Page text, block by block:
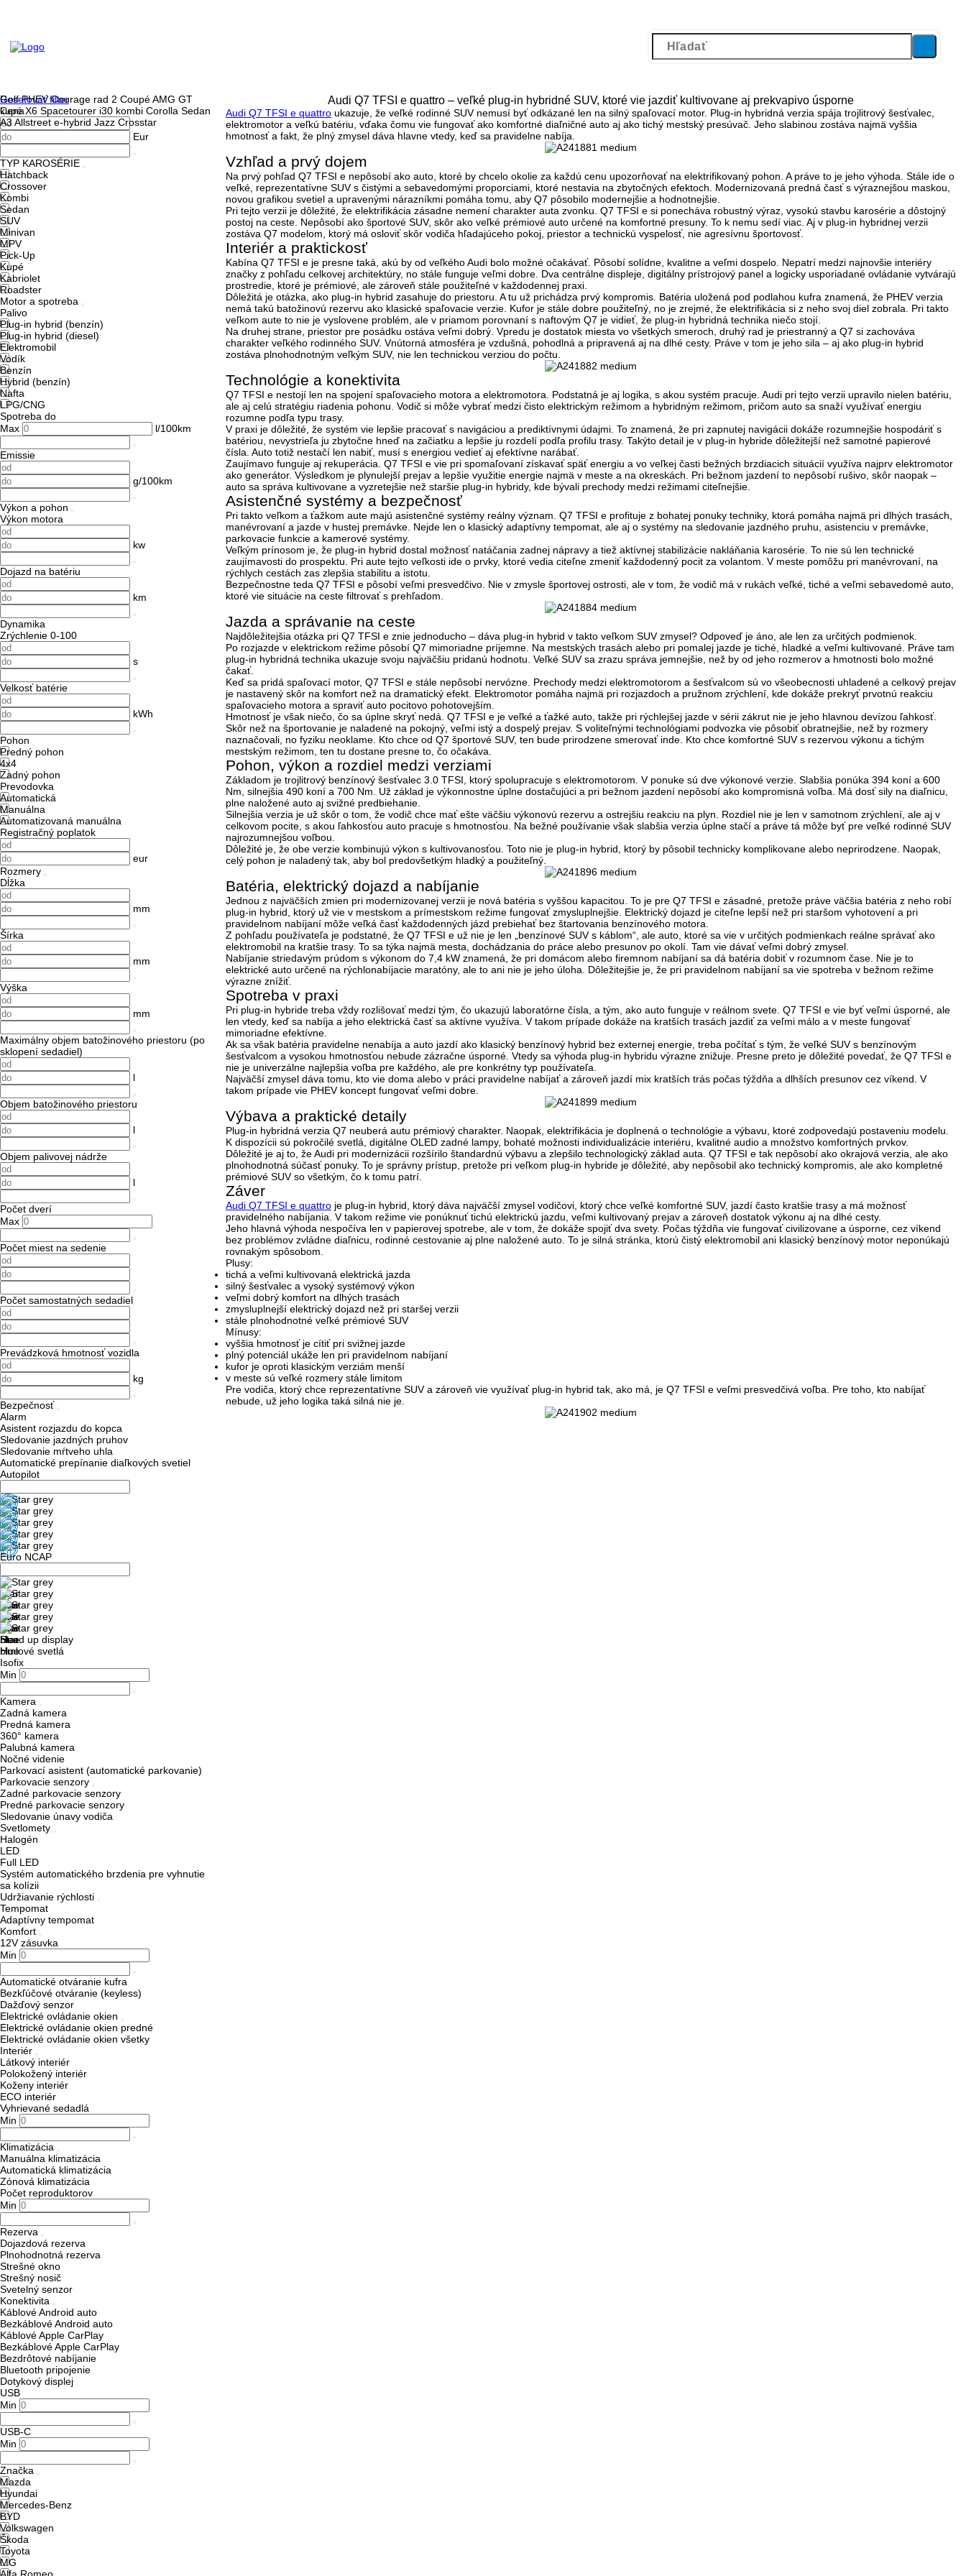
Resetovať filter
Cena
Eur
TYP KAROSÉRIE
Hatchback
Crossover
Kombi
Sedan
SUV
Minivan
MPV
Pick-Up
Kupé
Kabriolet
Roadster
Motor a spotreba
Palivo
Plug-in hybrid (benzín)
Plug-in hybrid (diesel)
Elektromobil
Vodík
Benzín
Hybrid (benzín)
Nafta
LPG/CNG
Spotreba do
Max
l/100km
Emissie
g/100km
Výkon a pohon
Výkon motora
kw
Dojazd na batériu
km
Dynamika
Zrýchlenie 0-100
s
Velkosť batérie
kWh
Pohon
Predný pohon
4x4
Zadný pohon
Prevodovka
Automatická
Manuálna
Automatizovaná manuálna
Registračný poplatok
eur
Rozmery
Dĺžka
mm
Šírka
mm
Výška
mm
Maximálny objem batožinového priestoru (po
sklopení sedadiel)
l
Objem batožinového priestoru
l
Objem palivovej nádrže
l
Počet dverí
Max
Počet miest na sedenie
Počet samostatných sedadiel
Prevádzková hmotnosť vozidla
kg
Bezpečnosť
Alarm
Asistent rozjazdu do kopca
Sledovanie jazdných pruhov
Sledovanie mŕtveho uhla
Automatické prepínanie diaľkových svetiel
Autopilot
Euro NCAP
Head up display
Hmlové svetlá
Isofix
Min
Kamera
Zadná kamera
Predná kamera
360° kamera
Palubná kamera
Nočné videnie
Parkovací asistent (automatické parkovanie)
Parkovacie senzory
Zadné parkovacie senzory
Predné parkovacie senzory
Sledovanie únavy vodiča
Svetlomety
Halogén
LED
Full LED
Systém automatického brzdenia pre vyhnutie
sa kolízii
Udržiavanie rýchlosti
Tempomat
Adaptívny tempomat
Komfort
12V zásuvka
Min
Automatické otváranie kufra
Bezkľúčové otváranie (keyless)
Dažďový senzor
Elektrické ovládanie okien
Elektrické ovládanie okien predné
Elektrické ovládanie okien všetky
Interiér
Látkový interiér
Polokožený interiér
Koženy interiér
ECO interiér
Vyhrievané sedadlá
Min
Klimatizácia
Manuálna klimatizácia
Automatická klimatizácia
Zónová klimatizácia
Počet reproduktorov
Min
Rezerva
Dojazdová rezerva
Plnohodnotná rezerva
Strešné okno
Strešný nosič
Svetelný senzor
Konektivita
Káblové Android auto
Bezkáblové Android auto
Káblové Apple CarPlay
Bezkáblové Apple CarPlay
Bezdrôtové nabíjanie
Bluetooth pripojenie
Dotykový displej
USB
Min
USB-C
Min
Značka
Mazda
Hyundai
Mercedes-Benz
BYD
Volkswagen
Škoda
Toyota
MG
Alfa Romeo
Golf PHEV Courage rad 2 CoupéAMG GT
kupé X6 Spacetourer i30 kombi Corolla Sedan
A3 Allstreet e-hybrid Jazz Crosstar
Audi Q7 TFSI e quattro – veľké plug-in hybridné SUV, ktoré vie jazdiť kultivovane aj prekvapivo úsporne
Audi Q7 TFSI e quattro ukazuje, že veľké rodinné SUV nemusí byť odkázané len na silný spaľovací motor. Plug-in hybridná verzia spája trojlitrový šesťvalec,
elektromotor a veľkú batériu , vďaka čomu vie fungovať ako komfortné diaľničné auto aj ako tichý mestský presúvač. Jeho slabinou zostáva najmä vyššia
hmotnosť a fakt, že plný zmysel dáva hlavne vtedy, keď sa pravidelne nabíja.
Vzhľad a prvý dojem
Na prvý pohľad Q7 TFSI e nepôsobí ako auto, ktoré by chcelo okolie za každú cenu upozorňovať na elektrifikovaný pohon. A práve to je jeho výhoda. Stále ide o
veľké, reprezentatívne SUV s čistými a sebavedomými proporciami , ktoré nestavia na zbytočných efektoch. Modernizovaná predná časť s výraznejšou maskou,
novou grafikou svetiel a upravenými nárazníkmi pomáha tomu, aby Q7 pôsobilo modernejšie a hodnotnejšie.
Pri tejto verzii je dôležité, že elektrifikácia zásadne nemení charakter auta zvonku. Q7 TFSI e si ponecháva robustný výraz, vysokú stavbu karosérie a dôstojný
postoj na ceste. Nepôsobí ako športové SUV, skôr ako veľké prémiové auto určené na komfortné presuny. To k nemu sedí viac. Aj v plug-in hybridnej verzii
zostáva Q7 modelom, ktorý má osloviť skôr vodiča hľadajúceho pokoj, priestor a technickú vyspelosť, nie agresívnu športovosť.
Interiér a praktickosť
Kabína Q7 TFSI e je presne taká, akú by od veľkého Audi bolo možné očakávať. Pôsobí solídne, kvalitne a veľmi dospelo. Nepatrí medzi najnovšie interiéry
značky z pohľadu celkovej architektúry, no stále funguje veľmi dobre. Dva centrálne displeje, digitálny prístrojový panel a logicky usporiadané ovládanie vytvárajú
prostredie, ktoré je prémiové, ale zároveň stále použiteľné v každodennej praxi.
Dôležitá je otázka, ako plug-in hybrid zasahuje do priestoru. A tu už prichádza prvý kompromis. Batéria uložená pod podlahou kufra znamená, že PHEV verzia
nemá takú batožinovú rezervu ako klasické spaľovacie verzie. Kufor je stále dobre použiteľný, no je zrejmé, že elektrifikácia si z neho svoj diel zobrala. Pri takto
veľkom aute to nie je vyslovene problém, ale v priamom porovnaní s naftovým Q7 je vidieť, že plug-in hybridná technika niečo stojí.
Na druhej strane, priestor pre posádku ostáva veľmi dobrý. Vpredu je dostatok miesta vo všetkých smeroch, druhý rad je priestranný a Q7 si zachováva
charakter veľkého rodinného SUV. Vnútorná atmosféra je vzdušná, pohodlná a pripravená aj na dlhé cesty. Práve v tom je jeho sila – aj ako plug-in hybrid
zostáva plnohodnotným veľkým SUV, nie len technickou verziou do počtu.
Technológie a konektivita
Q7 TFSI e nestojí len na spojení spaľovacieho motora a elektromotora. Podstatná je aj logika, s akou systém pracuje. Audi pri tejto verzii upravilo nielen batériu,
ale aj celú stratégiu riadenia pohonu. Vodič si môže vybrať medzi čisto elektrickým režimom a hybridným režimom, pričom auto sa snaží využívať energiu
rozumne podľa typu trasy.
V praxi je dôležité, že systém vie lepšie pracovať s navigáciou a prediktívnymi údajmi. To znamená, že pri zapnutej navigácii dokáže rozumnejšie hospodáriť s
batériou , nevystrieľa ju zbytočne hneď na začiatku a lepšie ju rozdelí podľa profilu trasy. Takýto detail je v plug-in hybride dôležitejší než samotné papierové
čísla. Auto totiž nestačí len nabiť, musí s energiou vedieť aj efektívne narábať.
Zaujímavo funguje aj rekuperácia. Q7 TFSI e vie pri spomaľovaní získavať späť energiu a vo veľkej časti bežných brzdiacich situácií využíva najprv elektromotor
ako generátor. Výsledkom je plynulejší prejav a lepšie využitie energie najmä v meste a na okreskách. Pri bežnom jazdení to nepôsobí rušivo, skôr naopak –
auto sa správa kultivovane a vyzretejšie než staršie plug-in hybridy, kde bývali prechody medzi režimami citeľnejšie.
Asistenčné systémy a bezpečnosť
Pri takto veľkom a ťažkom aute majú asistenčné systémy reálny význam. Q7 TFSI e profituje z bohatej ponuky techniky, ktorá pomáha najmä pri dlhých trasách,
manévrovaní a jazde v hustej premávke. Nejde len o klasický adaptívny tempomat, ale aj o systémy na sledovanie jazdného pruhu, asistenciu v premávke,
parkovacie funkcie a kamerové systémy.
Veľkým prínosom je, že plug-in hybrid dostal možnosť natáčania zadnej nápravy a tiež aktívnej stabilizácie nakláňania karosérie. To nie sú len technické
zaujímavosti do prospektu. Pri aute tejto veľkosti ide o prvky, ktoré vedia citeľne zmeniť každodenný pocit za volantom. V meste pomôžu pri manévrovaní, na
rýchlych cestách zas zlepšia stabilitu a istotu.
Bezpečnostne teda Q7 TFSI e pôsobí veľmi presvedčivo. Nie v zmysle športovej ostrosti, ale v tom, že vodič má v rukách veľké, tiché a veľmi sebavedomé auto
ktoré vie situácie na ceste filtrovať s prehľadom.
Jazda a správanie na ceste
Najdôležitejšia otázka pri Q7 TFSI e znie jednoducho – dáva plug-in hybrid v takto veľkom SUV zmysel? Odpoveď je áno, ale len za určitých podmienok.
Po rozjazde v elektrickom režime pôsobí Q7 mimoriadne príjemne. Na mestských trasách alebo pri pomalej jazde je tiché, hladké a veľmi kultivované . Práve tam
plug-in hybridná technika ukazuje svoju najväčšiu pridanú hodnotu. Veľké SUV sa zrazu správa jemnejšie, než by od jeho rozmerov a hmotnosti bolo možné
čakať.
Keď sa pridá spaľovací motor, Q7 TFSI e stále nepôsobí nervózne. Prechody medzi elektromotorom a šesťvalcom sú vo všeobecnosti uhladené a celkový prejav
je nastavený skôr na komfort než na dramatický efekt. Elektromotor pomáha najmä pri rozjazdoch a pružnom zrýchlení, kde dokáže prekryť prvotnú reakciu
spaľovacieho motora a spraviť auto pocitovo pohotovejším.
Hmotnosť je však niečo, čo sa úplne skryť nedá. Q7 TFSI e je veľké a ťažké auto, takže pri rýchlejšej jazde v sérii zákrut nie je jeho hlavnou devízou ľahkosť.
Skôr než na športovanie je naladené na pokojný, veľmi istý a dospelý prejav. S voliteľnými technológiami podvozka vie pôsobiť obratnejšie, než by rozmery
naznačovali, no fyziku neoklame. Kto chce od Q7 športové SUV, ten bude prirodzene smerovať inde. Kto chce komfortné SUV s rezervou výkonu a tichým
mestským režimom, ten tu dostane presne to, čo očakáva.
Pohon, výkon a rozdiel medzi verziami
Základom je trojlitrový benzínový šesťvalec 3.0 TFSI, ktorý spolupracuje s elektromotorom. V ponuke sú dve výkonové verzie. Slabšia ponúka 394 koní a 600
Nm , silnejšia 490 koní a 700 Nm . Už základ je výkonnostne úplne dostačujúci a pri bežnom jazdení nepôsobí ako kompromisná voľba. Má dosť sily na diaľnicu,
plne naložené auto aj svižné predbiehanie.
Silnejšia verzia je už skôr o tom, že vodič chce mať ešte väčšiu výkonovú rezervu a ostrejšiu reakciu na plyn. Rozdiel nie je len v samotnom zrýchlení, ale aj v
celkovom pocite, s akou ľahkosťou auto pracuje s hmotnosťou. Na bežné používanie však slabšia verzia úplne stačí a práve tá môže byť pre veľké rodinné SUV
najrozumnejšou voľbou.
Dôležité je, že obe verzie kombinujú výkon s kultivovanosťou. Toto nie je plug-in hybrid, ktorý by pôsobil technicky komplikovane alebo neprirodzene. Naopak,
celý pohon je naladený tak, aby bol predovšetkým hladký a použiteľný
Batéria, elektrický dojazd a nabíjanie
Jednou z najväčších zmien pri modernizovanej verzii je nová batéria s vyššou kapacitou. To je pre Q7 TFSI e zásadné, pretože práve väčšia batéria z neho robí
plug-in hybrid, ktorý už vie v mestskom a prímestskom režime fungovať zmysluplnejšie. Elektrický dojazd je citeľne lepší než pri staršom vyhotovení a pri
pravidelnom nabíjaní môže veľká časť každodenných jázd prebiehať bez štartovania benzínového motora.
Z pohľadu používateľa je podstatné, že Q7 TFSI e už nie je len „benzínové SUV s káblom“, ale auto, ktoré sa vie v určitých podmienkach reálne správať ako
elektromobil na kratšie trasy. To sa týka najmä mesta, dochádzania do práce alebo presunov po okolí. Tam vie dávať veľmi dobrý zmysel.
Nabíjanie striedavým prúdom s výkonom do 7,4 kW znamená, že pri domácom alebo firemnom nabíjaní sa dá batéria dobiť v rozumnom čase. Nie je to
elektrické auto určené na rýchlonabíjacie maratóny, ale to ani nie je jeho úloha. Dôležitejšie je, že pri pravidelnom nabíjaní sa vie spotreba v bežnom režime
výrazne znížiť.
Spotreba v praxi
Pri plug-in hybride treba vždy rozlišovať medzi tým, čo ukazujú laboratórne čísla, a tým, ako auto funguje v reálnom svete. Q7 TFSI e vie byť veľmi úsporné, ale
len vtedy, keď sa nabíja a jeho elektrická časť sa aktívne využíva. V takom prípade dokáže na kratších trasách jazdiť za veľmi málo a v meste fungovať
mimoriadne efektívne.
Ak sa však batéria pravidelne nenabíja a auto jazdí ako klasický benzínový hybrid bez externej energie, treba počítať s tým, že veľké SUV s benzínovým
šesťvalcom a vysokou hmotnosťou nebude zázračne úsporné. Vtedy sa výhoda plug-in hybridu výrazne znižuje. Presne preto je dôležité povedať, že Q7 TFSI e
nie je univerzálne najlepšia voľba pre každého , ale pre konkrétny typ používateľa.
Najväčší zmysel dáva tomu, kto vie doma alebo v práci pravidelne nabíjať a zároveň jazdí mix kratších trás počas týždňa a dlhších presunov cez víkend. V
takom prípade vie PHEV koncept fungovať veľmi dobre.
Výbava a praktické detaily
Plug-in hybridná verzia Q7 neuberá autu prémiový charakter. Naopak, elektrifikácia je doplnená o technológie a výbavu, ktoré zodpovedajú postaveniu modelu.
K dispozícii sú pokročilé svetlá, digitálne OLED zadné lampy, bohaté možnosti individualizácie interiéru, kvalitné audio a množstvo komfortných prvkov.
Dôležité je aj to, že Audi pri modernizácii rozšírilo štandardnú výbavu a zlepšilo technologický základ auta. Q7 TFSI e tak nepôsobí ako okrajová verzia, ale ako
plnohodnotná súčasť ponuky. To je správny prístup, pretože pri veľkom plug-in hybride je dôležité, aby nepôsobil ako technický kompromis, ale ako kompletné
prémiové SUV so všetkým, čo k tomu patrí
Záver
Audi Q7 TFSI e quattro je plug-in hybrid, ktorý dáva najväčší zmysel vodičovi, ktorý chce veľké komfortné SUV, jazdí často kratšie trasy a má možnosť
pravidelného nabíjania . V takom režime vie ponúknuť tichú elektrickú jazdu, veľmi kultivovaný prejav a zároveň dostatok výkonu aj na dlhé cesty.
Jeho hlavná výhoda nespočíva len v papierovej spotrebe, ale v tom, že dokáže spojiť dva svety. Počas týždňa vie fungovať civilizovane a úsporne, cez víkend
bez problémov zvládne diaľnicu, rodinné cestovanie aj plne naložené auto. To je silná stránka, ktorú čistý elektromobil ani klasický benzínový motor neponúkajú
rovnakým spôsobom.
Plusy:
tichá a veľmi kultivovaná elektrická jazda
silný šesťvalec a vysoký systémový výkon
veľmi dobrý komfort na dlhých trasách
zmysluplnejší elektrický dojazd než pri staršej verzii
stále plnohodnotné veľké prémiové SUV
Mínusy:
vyššia hmotnosť je cítiť pri svižnej jazde
plný potenciál ukáže len pri pravidelnom nabíjaní
kufor je oproti klasickým verziám menší
v meste sú veľké rozmery stále limitom
Pre vodiča, ktorý chce reprezentatívne SUV a zároveň vie využívať plug-in hybrid tak, ako má, je Q7 TFSI e veľmi presvedčivá voľba. Pre toho, kto nabíjať
nebude, už jeho logika taká silná nie je.